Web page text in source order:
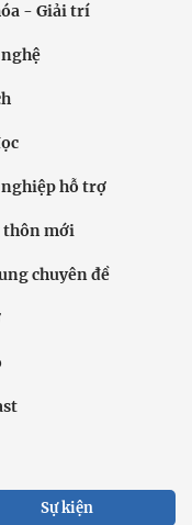
- Giải trí
hỗ trợ
thôn mới
chuyên đề
Sự kiện